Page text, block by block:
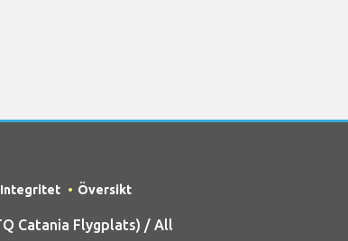
Integritet Översikt
Catania Flygplats) / All